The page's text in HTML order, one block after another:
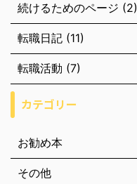
続けるためのページ (2)
転職日記 (11)
転職活動 (7)
カテゴリー
お勧め本
その他